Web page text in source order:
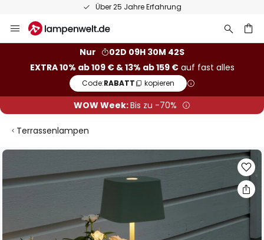
50 Tage kostenlose Retoure
Inhalt
Nur
02D 09H 30M 41S
EXTRA 10% ab 109 € & 13% ab 159 €auf fast alles
Code:RABATT kopieren
WOW Week:Bis zu -70%
Terrassenlampen
Zum
der